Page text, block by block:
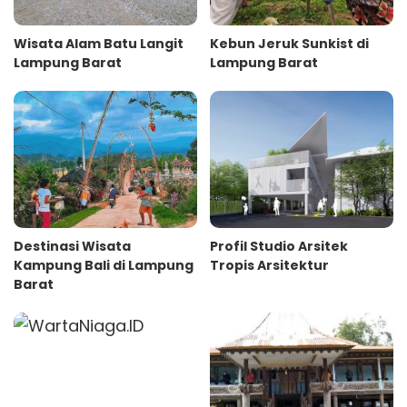
Wisata Alam Batu Langit
Lampung Barat
Kebun Jeruk Sunkist di
Lampung Barat
Destinasi Wisata
Kampung Bali di Lampung
Barat
Profil Studio Arsitek
Tropis Arsitektur